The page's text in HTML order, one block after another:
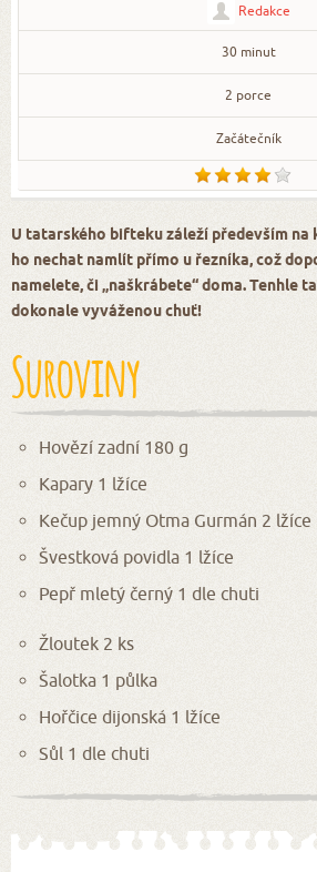
Redakce
30 minut
2 porce
Začátečník
U tatarského bifteku záleží především na
ho nechat namlít přímo u řezníka, což
namelete, či „naškrábete“ doma. Tenhle
dokonale vyváženou chuť!
Suroviny
Hovězí zadní 180 g
Kapary 1 lžíce
Kečup jemný Otma Gurmán 2 lžíce
Švestková povidla 1 lžíce
Pepř mletý černý 1 dle chuti
Žloutek 2 ks
Šalotka 1 půlka
Hořčice dijonská 1 lžíce
Sůl 1 dle chuti